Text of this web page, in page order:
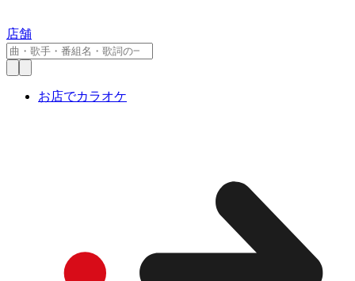
店舗
お店でカラオケ